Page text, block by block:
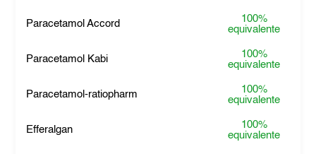
Paracetamol Accord
100%
equivalente
Paracetamol Kabi
100%
equivalente
Paracetamol-ratiopharm
100%
equivalente
Efferalgan
100%
equivalente